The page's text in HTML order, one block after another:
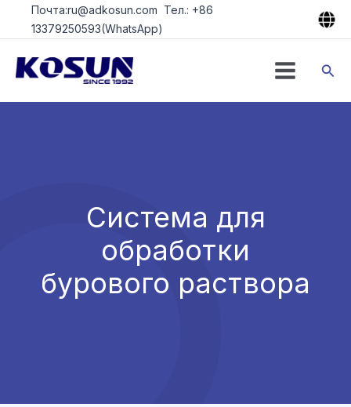
ПерейтиПочта:ru@adkosun.com Тел.: +86
13379250593(WhatsApp)
Система для
обработки
бурового раствора